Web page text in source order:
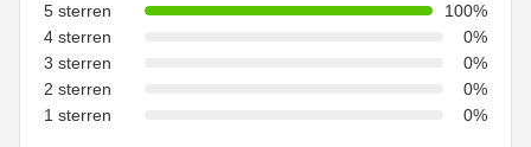
5 sterren
100%
4 sterren
0%
3 sterren
0%
2 sterren
0%
1 sterren
0%